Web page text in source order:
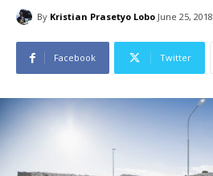
By Kristian Prasetyo Lobo June 25, 2018
Facebook Twitter